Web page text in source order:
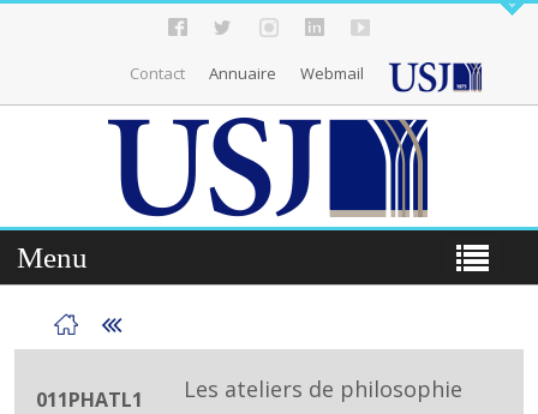
Contact Annuaire Webmail
Menu
011PHATL1 Les ateliers de philosophie